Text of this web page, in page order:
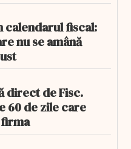
calendarul fiscal:
nu se amână
direct de Fisc.
60 de zile care